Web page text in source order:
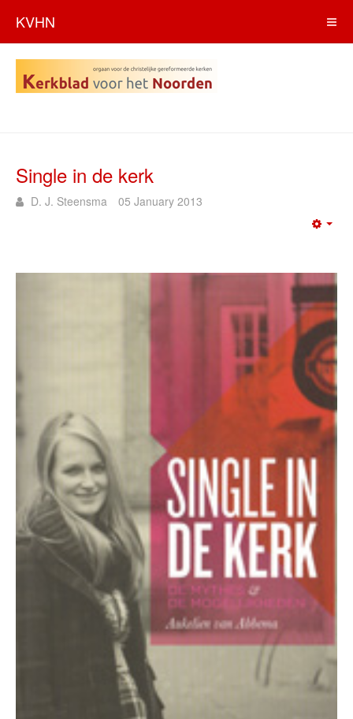
KVHN
Single in de kerk
D. J. Steensma 05 January 2013